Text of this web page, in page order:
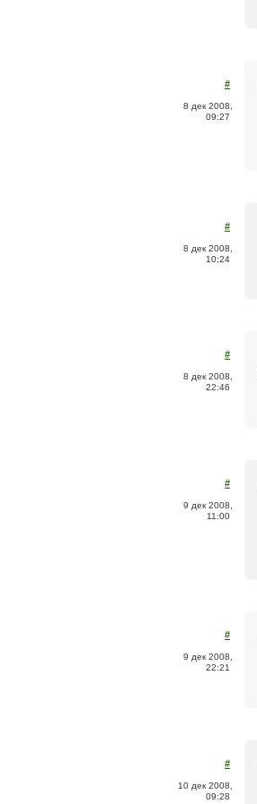
#
8 дек 2008,
09:27
#
8 дек 2008,
10:24
#
8 дек 2008,
22:46
#
9 дек 2008,
11:00
#
9 дек 2008,
22:21
#
10 дек 2008,
09:28